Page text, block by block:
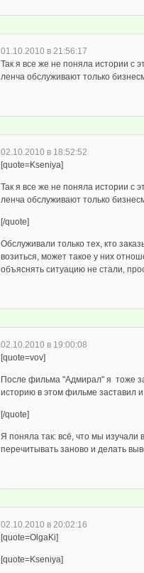
01.10.2010 в 21:56:17
Так я все же не поняла истории с
ленча обслуживают только
02.10.2010 в 18:52:52
[quote=Kseniya]
Так я все же не поняла истории с
ленча обслуживают только
[/quote]
Обслуживали только тех, кто
возиться, может такое у них
объяснять ситуацию не стали,
02.10.2010 в 19:00:08
[quote=vov]
После фильма "Адмирал" я тоже
историю в этом фильме заставил
[/quote]
Я поняла так: всё, что мы
перечитывать заново и делать
02.10.2010 в 20:02:16
[quote=OlgaKi]
[quote=Kseniya]